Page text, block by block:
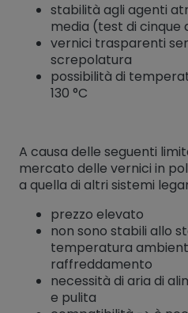
stabilità agli agenti
media (test di cinque
vernici trasparenti
screpolatura
possibilità di
130 °C
A causa delle seguenti
mercato delle vernici in
a quella di altri sistemi
prezzo elevato
non sono stabili allo
temperatura
raffreddamento
necessità di aria di
e pulita